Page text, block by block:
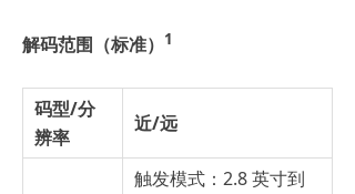
解码范围（标准） 1
码型/分
辨率
近/远
触发模式：2.8 英寸到